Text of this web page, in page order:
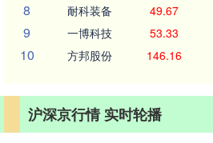
8 耐科装备 49.67
9 一博科技 53.33
10 方邦股份 146.16
沪深京行情 实时轮播